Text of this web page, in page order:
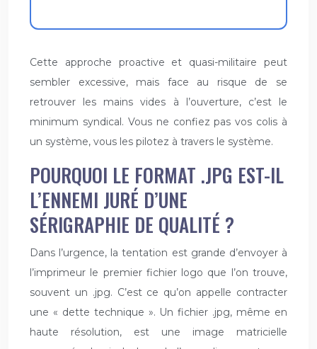
Cette approche proactive et quasi-militaire peut
sembler excessive, mais face au risque de se
retrouver les mains vides à l’ouverture, c’est le
minimum syndical. Vous ne confiez pas vos colis à
un système, vous les pilotez à travers le système.
POURQUOI LE FORMAT .JPG EST-IL
L’ENNEMI JURÉ D’UNE
SÉRIGRAPHIE DE QUALITÉ ?
Dans l’urgence, la tentation est grande d’envoyer à
l’imprimeur le premier fichier logo que l’on trouve,
souvent un .jpg. C’est ce qu’on appelle contracter
une « dette technique ». Un fichier .jpg, même en
haute résolution, est une image matricielle